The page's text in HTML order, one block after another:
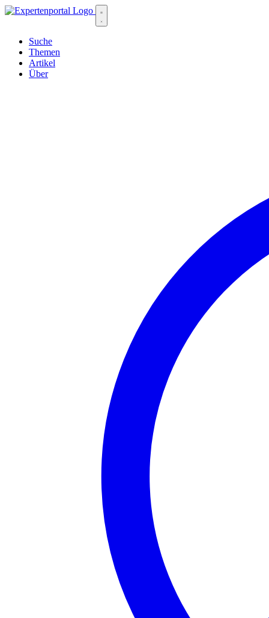
Suche
Themen
Artikel
Über